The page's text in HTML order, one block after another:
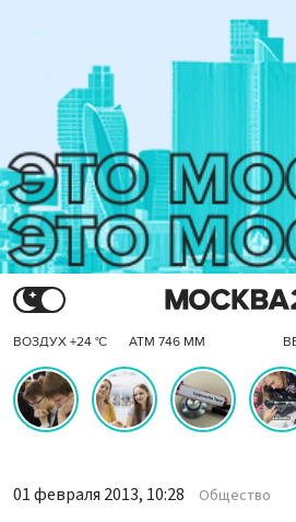
ВОЗДУХ +24 °C АТМ 746 ММ
01 февраля 2013, 10:28 Общество